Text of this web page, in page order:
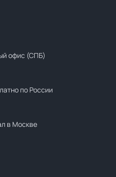
офис (СПБ)
по России
в Москве